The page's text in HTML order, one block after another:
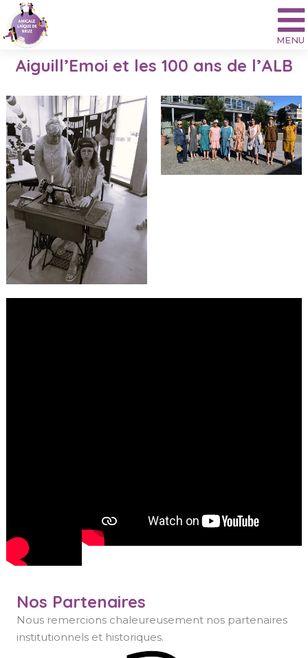
Aller
au
contenu
Aiguill’Emoi et les 100 ans de l’ALB
Nos Partenaires
Nous remercions chaleureusement nos partenaires
institutionnels et historiques.